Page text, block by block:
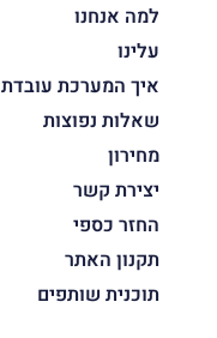
למה אנחנו
עלינו
איך המערכת עובדת
שאלות נפוצות
מחירון
יצירת קשר
החזר כספי
תקנון האתר
תוכנית שותפים